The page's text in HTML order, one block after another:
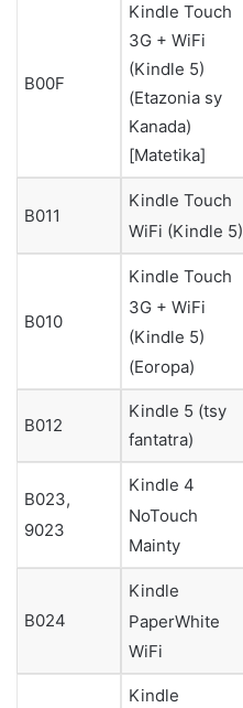
B00F
Kindle Touch
3G + WiFi
(Kindle 5)
(Etazonia sy
Kanada)
[Matetika]
B011
Kindle Touch
WiFi (Kindle 5)
B010
Kindle Touch
3G + WiFi
(Kindle 5)
(Eoropa)
B012
Kindle 5 (tsy
fantatra)
B023,
9023
Kindle 4
NoTouch
Mainty
B024
Kindle
PaperWhite
WiFi
Kindle